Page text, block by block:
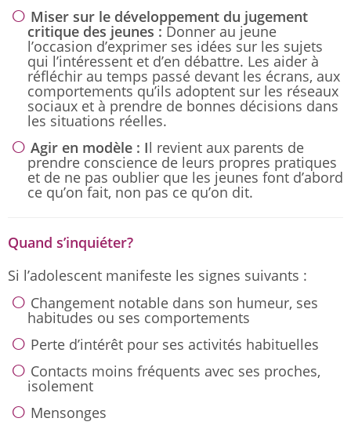
Miser sur le développement du jugement
critique des jeunes : Donner au jeune
l’occasion d’exprimer ses idées sur les sujets
qui l’intéressent et d’en débattre. Les aider à
réfléchir au temps passé devant les écrans, aux
comportements qu’ils adoptent sur les réseaux
sociaux et à prendre de bonnes décisions dans
les situations réelles.
Agir en modèle : Il revient aux parents de
prendre conscience de leurs propres pratiques
et de ne pas oublier que les jeunes font d’abord
ce qu’on fait, non pas ce qu’on dit.
Quand s’inquiéter?
Si l’adolescent manifeste les signes suivants :
Changement notable dans son humeur, ses
habitudes ou ses comportements
Perte d’intérêt pour ses activités habituelles
Contacts moins fréquents avec ses proches,
isolement
Mensonges